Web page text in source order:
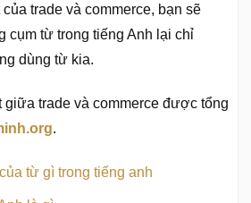
trade và commerce, bạn sẽ
cụm từ trong tiếng Anh lại chỉ
dùng từ kia.
giữa trade và commerce được tổng
.
từ gì trong tiếng anh